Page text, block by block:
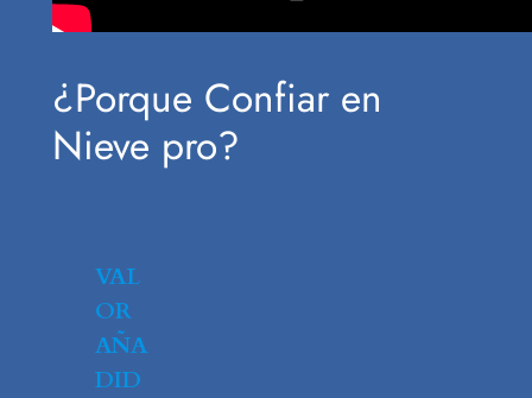
¿Porque Confiar en
Nieve pro?
VAL
OR
AÑA
DID